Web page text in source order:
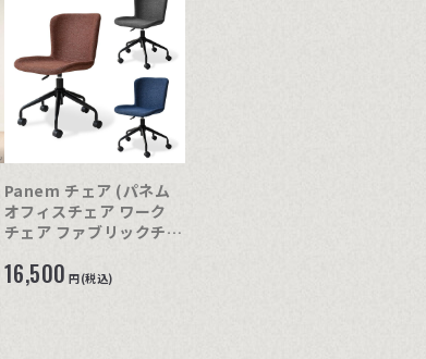
Panem チェア (パネム
オフィスチェア ワーク
チェア ファブリックチェ
16,500 円(税込)